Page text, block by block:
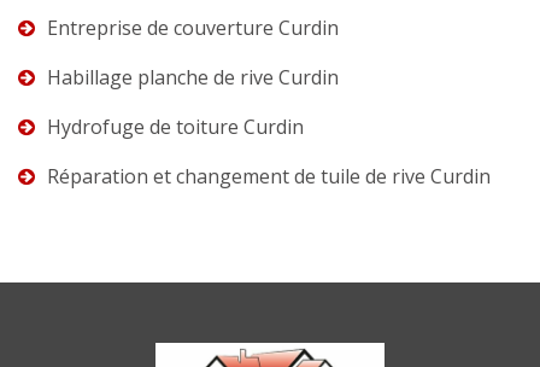
Entreprise de couverture Curdin
Habillage planche de rive Curdin
Hydrofuge de toiture Curdin
Réparation et changement de tuile de rive Curdin